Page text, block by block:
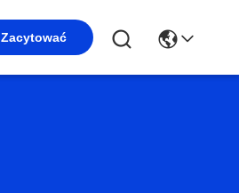
Zacytować